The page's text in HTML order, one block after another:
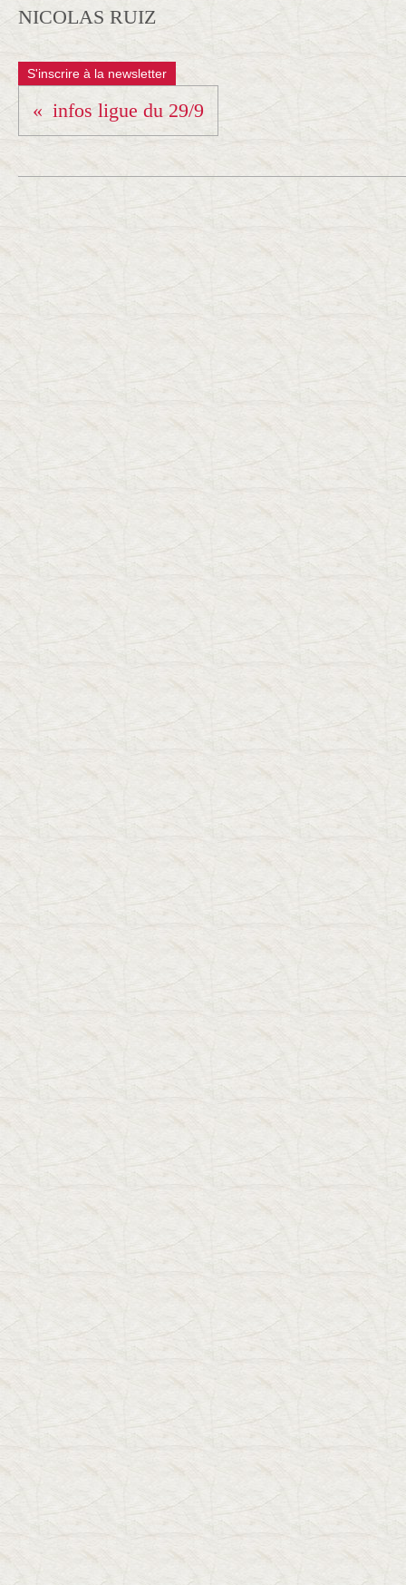
NICOLAS RUIZ
S'inscrire à la newsletter
infos ligue du 29/9